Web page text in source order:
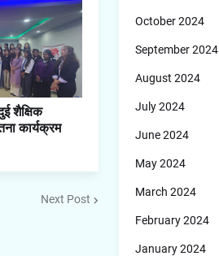
शैक्षिक
कार्यक्रम
Next Post
October 2024
September 2024
August 2024
July 2024
June 2024
May 2024
March 2024
February 2024
January 2024